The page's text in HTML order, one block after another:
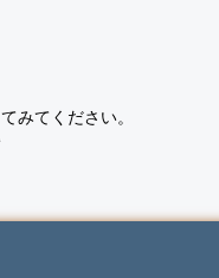
みてください。